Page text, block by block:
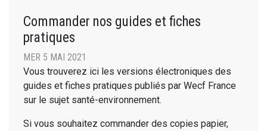
Commander nos guides et fiches
pratiques
MER 5 MAI 2021
Vous trouverez ici les versions électroniques des
guides et fiches pratiques publiés par Wecf France
sur le sujet santé-environnement.
Si vous souhaitez commander des copies papier,